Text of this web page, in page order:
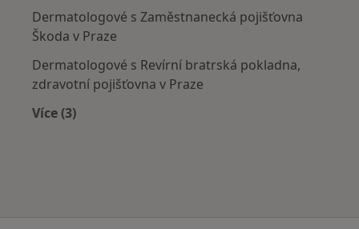
Dermatologové s Zaměstnanecká pojišťovna
Škoda v Praze
Dermatologové s Revírní bratrská pokladna,
zdravotní pojišťovna v Praze
Více (3)